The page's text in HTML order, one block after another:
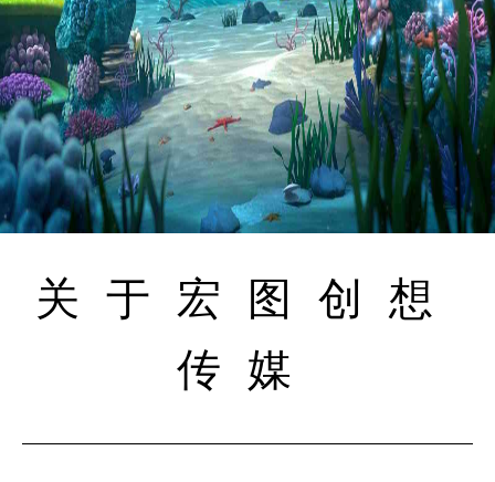
关于宏图创想
传媒